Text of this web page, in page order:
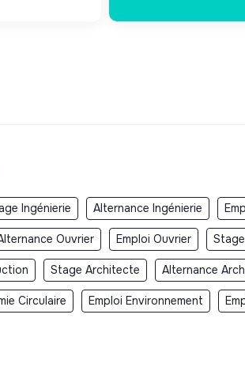
Ingénierie Alternance Ingénierie
Ouvrier Emploi Ouvrier
Stage Architecte Alternance
Circulaire Emploi Environnement